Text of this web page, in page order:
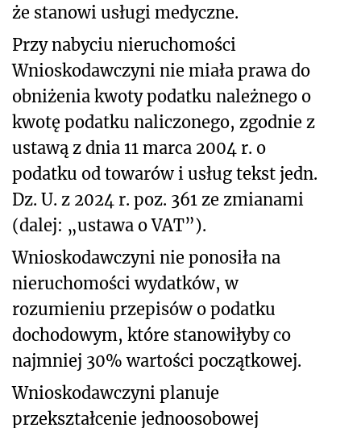
że stanowi usługi medyczne.
Przy nabyciu nieruchomości
Wnioskodawczyni nie miała prawa do
obniżenia kwoty podatku należnego o
kwotę podatku naliczonego, zgodnie z
ustawą z dnia 11 marca 2004 r. o
podatku od towarów i usług tekst jedn.
Dz. U. z 2024 r. poz. 361 ze zmianami
(dalej: „ustawa o VAT”).
Wnioskodawczyni nie ponosiła na
nieruchomości wydatków, w
rozumieniu przepisów o podatku
dochodowym, które stanowiłyby co
najmniej 30% wartości początkowej.
Wnioskodawczyni planuje
przekształcenie jednoosobowej